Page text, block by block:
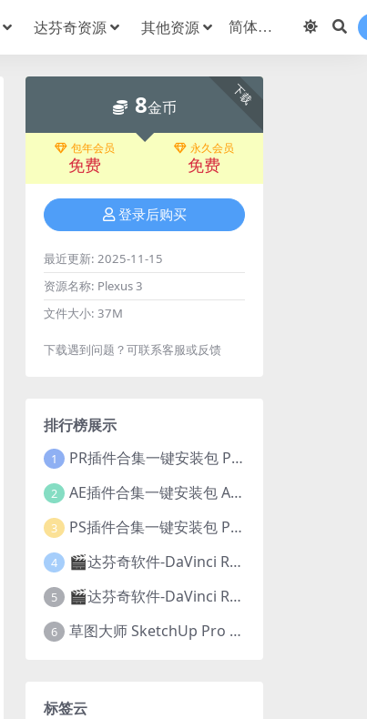
达芬奇资源 其他资源
下载
8金币
包年会员
免费
永久会员
免费
登录后购买
最近更新: 2025-11-15
资源名称: Plexus 3
文件大小: 37M
下载遇到问题？可联系客服或反馈
排行榜展示
1 PR插件合集一键安装包 PR Plug-ins Suite 26.06 一键安装PR所有常用插件！
2 AE插件合集一键安装包 Ae Plug-ins Suite 26.05 一键安装AE所有常用插件！
3 PS插件合集一键安装包 PS Plug-ins Suite 26.01 一键安装PS所有常用插件！
4 🎬达芬奇软件-DaVinci Resolve Studio 20.3.1 Win/Mac中文破解版下载
5 🎬达芬奇软件-DaVinci Resolve Studio 21.0.4正式版 Win/Mac中文破解版下载
6 草图大师 SketchUp Pro 2026 v26.2.242/243 Win/Mac破解版 中文版/英文版
标签云